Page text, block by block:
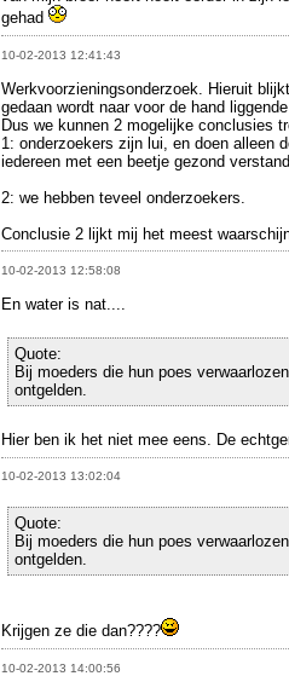
gehad
10-02-2013 12:41:43
Werkvoorzieningsonderzoek. Hieruit
gedaan wordt naar voor de hand liggende
Dus we kunnen 2 mogelijke conclusies
1: onderzoekers zijn lui, en doen alleen
iedereen met een beetje gezond
2: we hebben teveel onderzoekers.
Conclusie 2 lijkt mij het meest
10-02-2013 12:58:08
En water is nat....
Quote:
Bij moeders die hun poes
ontgelden.
Hier ben ik het niet mee eens. De
10-02-2013 13:02:04
Quote:
Bij moeders die hun poes
ontgelden.
Krijgen ze die dan????
10-02-2013 14:00:56